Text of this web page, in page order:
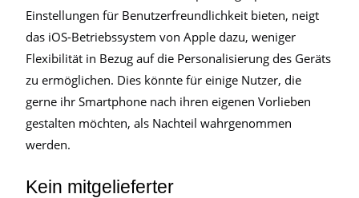
Einstellungen für Benutzerfreundlichkeit bieten, neigt
das iOS-Betriebssystem von Apple dazu, weniger
Flexibilität in Bezug auf die Personalisierung des Geräts
zu ermöglichen. Dies könnte für einige Nutzer, die
gerne ihr Smartphone nach ihren eigenen Vorlieben
gestalten möchten, als Nachteil wahrgenommen
werden.
Kein mitgelieferter